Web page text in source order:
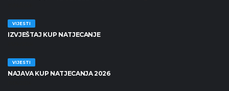
VIJESTI
IZVJEŠTAJ KUP NATJECANJE
VIJESTI
NAJAVA KUP NATJECANJA 2026